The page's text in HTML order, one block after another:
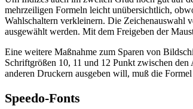
mehrzeiligen Formeln leicht unübersichtlich,
Wahlschaltern verkleinern. Die Zeichenauswahl
ausgewählt werden. Mit dem Freigeben der
Eine weitere Maßnahme zum Sparen von
Schriftgrößen 10, 11 und 12 Punkt zwischen
anderen Druckern ausgeben will, muß die
Speedo-Fonts